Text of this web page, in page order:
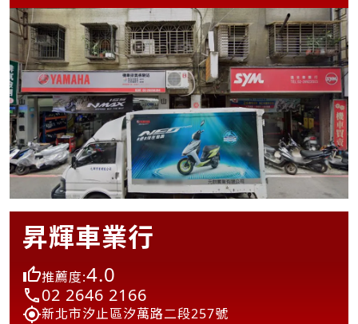
昇輝車業行
推薦度:4.0
02 2646 2166
新北市汐止區汐萬路二段257號